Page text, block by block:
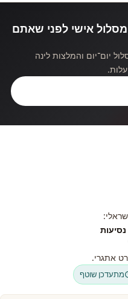
מסלול אישי לפני שאתם
יום־יום והמלצות לינה
אתגרי.
מתעדכן שוטף